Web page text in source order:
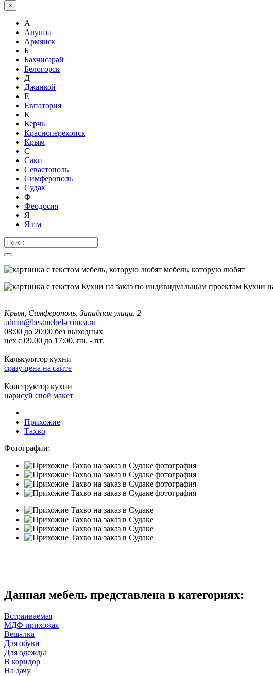
×
А
Алушта
Армянск
Б
Бахчисарай
Белогорск
Д
Джанкой
Е
Евпатория
К
Керчь
Красноперекопск
Крым
С
Саки
Севастополь
Симферополь
Судак
Ф
Феодосия
Я
Ялта
мебель, которую любят
Кухни
Крым, Симферополь, Западная улица, 2
admin@bestmebel-crimea.ru
08:00 до 20:00 без выходных
цех с 09.00 до 17:00, пн. - пт.
Калькулятор кухни
сразу цена на сайте
Конструктор кухни
нарисуй свой макет
Прихожие
Тахво
Фотографии:
Данная мебель представлена в категориях:
Встраиваемая
МДФ прихожая
Вешалка
Для обуви
Для одежды
В коридор
На дачу